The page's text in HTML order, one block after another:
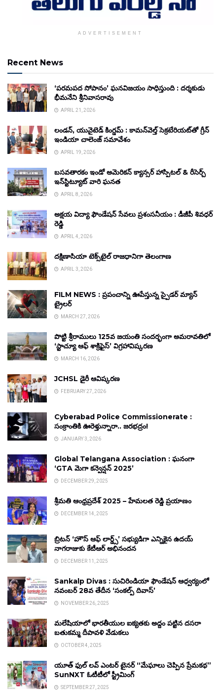
ADVERTISEMENT
Recent News
‘పరమపద సోపానం’ ఘనవిజయం సాధిస్తుంది : దర్శకుడు
భీమనేని శ్రీనివాసరావు
APRIL 21, 2026
లండన్, యునైటెడ్ కింగ్డమ్ : కామన్‌వెల్త్ సెక్రటేరియట్‌తో గ్రీన్
ఇండియా చాలెంజ్ సమావేశం
APRIL 19, 2026
బసవతారకం ఇండో అమెరికన్ క్యాన్సర్ హాస్పిటల్ & రీసెర్చ్
ఇన్‌స్టిట్యూట్ వారి ఘనత
APRIL 8, 2026
అక్షయ విద్యా ఫౌండేషన్ సేవలు ప్రశంసనీయం : డీజీపీ శివధర్
రెడ్డి
APRIL 4, 2026
దక్షిణాసియా టెక్స్‌టైల్ రాజధానిగా తెలంగాణ
APRIL 3, 2026
FILM NEWS : ప్రపంచాన్ని ఊపేస్తున్న స్పైడర్ మ్యాన్
ట్రైలర్
MARCH 27, 2026
పొట్టి శ్రీరాములు 125వ జయంతి సందర్భంగా అమరావతిలో
‘స్టాచ్యూ ఆఫ్ శాక్రిఫైస్’ విగ్రహావిష్కరణ
MARCH 16, 2026
JCHSL డైరీ ఆవిష్కరణ
FEBRUARY 27, 2026
Cyberabad Police Commissionerate :
సంక్రాంతికి ఊరెళ్తున్నారా.. జరభద్రం!
JANUARY 3, 2026
Global Telangana Association : ఘనంగా
‘GTA మెగా కన్వెన్షన్ 2025’
DECEMBER 29, 2025
శ్రీమతి ఆంధ్రప్రదేశ్ 2025 – హేమలత రెడ్డి ప్రయాణం
DECEMBER 14, 2025
బ్రిటన్ ‘హౌస్ ఆఫ్ లార్డ్స్’ సభ్యుడిగా ఎన్నికైన ఉదయ్
నాగరాజుకు కేటీఆర్ అభినందన
DECEMBER 11, 2025
Sankalp Divas : సుచిరిండియా ఫౌండేషన్ ఆధ్వర్యంలో
నవంబర్ 28వ తేదీన ‘సంకల్ప్ దివాస్’
NOVEMBER 26, 2025
మలేషియాలో భారతీయుల ఐక్యతకు అద్దం పట్టిన దసరా
బతుకమ్మ దీపావళి వేడుకలు
OCTOBER 4, 2025
యూత్ ఫుల్ లవ్ ఎంటర్ టైనర్ “మేఘాలు చెప్పిన ప్రేమకథ”
SunNXT ఓటీటీలో స్ట్రీమింగ్
SEPTEMBER 27, 2025